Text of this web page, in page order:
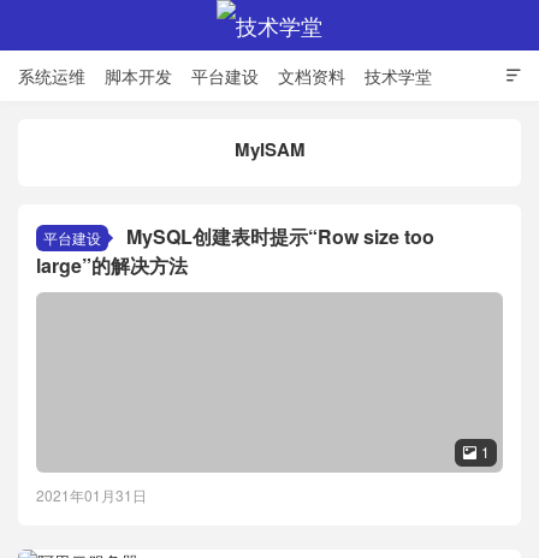

系统运维 脚本开发 平台建设 文档资料 技术学堂
MyISAM
平台建设
MySQL创建表时提示“Row size too
large”的解决方法
 1
2021年01月31日